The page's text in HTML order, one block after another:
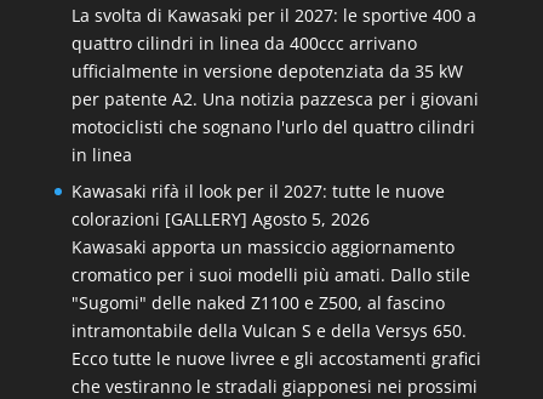
La svolta di Kawasaki per il 2027: le sportive 400 a
quattro cilindri in linea da 400ccc arrivano
ufficialmente in versione depotenziata da 35 kW
per patente A2. Una notizia pazzesca per i giovani
motociclisti che sognano l'urlo del quattro cilindri
in linea
Kawasaki rifà il look per il 2027: tutte le nuove
colorazioni [GALLERY] Agosto 5, 2026
Kawasaki apporta un massiccio aggiornamento
cromatico per i suoi modelli più amati. Dallo stile
"Sugomi" delle naked Z1100 e Z500, al fascino
intramontabile della Vulcan S e della Versys 650.
Ecco tutte le nuove livree e gli accostamenti grafici
che vestiranno le stradali giapponesi nei prossimi